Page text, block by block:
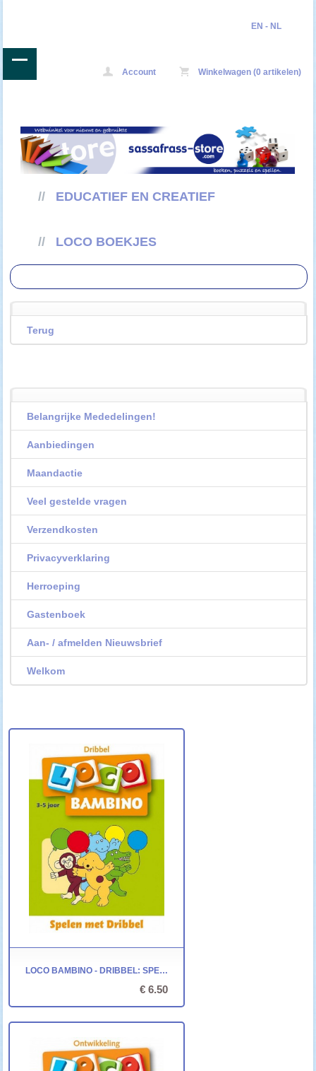
EN - NL
Account Winkelwagen (0 artikelen)
// EDUCATIEF EN CREATIEF
// LOCO BOEKJES
Terug
Belangrijke Mededelingen!
Aanbiedingen
Maandactie
Veel gestelde vragen
Verzendkosten
Privacyverklaring
Herroeping
Gastenboek
Aan- / afmelden Nieuwsbrief
Welkom
LOCO BAMBINO - DRIBBEL: SPELEN MET DRIBBEL
€ 6.50